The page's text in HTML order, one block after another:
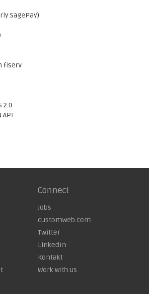
SagePay)
fiserv
2.0
API
Connect
Jobs
customweb.com
Twitter
LinkedIn
Kontakt
Work with us